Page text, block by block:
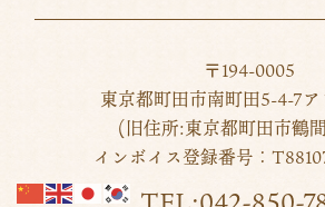
2022年8月(1)
2022年5月(1)
2022年1月(1)
2021年12月(1)
〒194-0005
東京都町田市南町田5-4-7ア
(旧住所:東京都町田市鶴
インボイス登録番号：